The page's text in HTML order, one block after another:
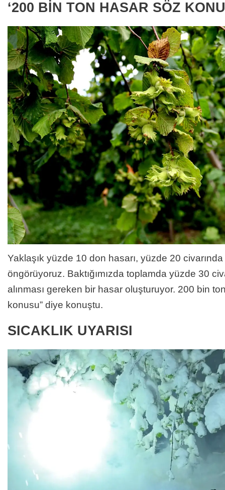
‘200 BİN TON HASAR SÖZ
Yaklaşık yüzde 10 don hasarı, yüzde 20
öngörüyoruz. Baktığımızda toplamda yüzde 30
alınması gereken bir hasar oluşturuyor. 200 bin
konusu” diye konuştu.
SICAKLIK UYARISI